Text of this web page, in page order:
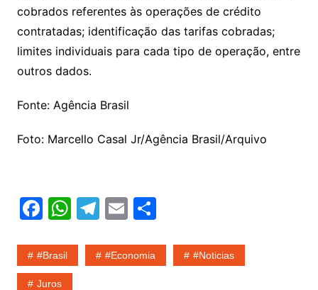
cobrados referentes às operações de crédito
contratadas; identificação das tarifas cobradas;
limites individuais para cada tipo de operação, entre
outros dados.
Fonte: Agência Brasil
Foto: Marcello Casal Jr/Agência Brasil/Arquivo
F
c
e
W
at
s
T
e
E
ai
S
ar
#Brasil #economia #noticias
Juros